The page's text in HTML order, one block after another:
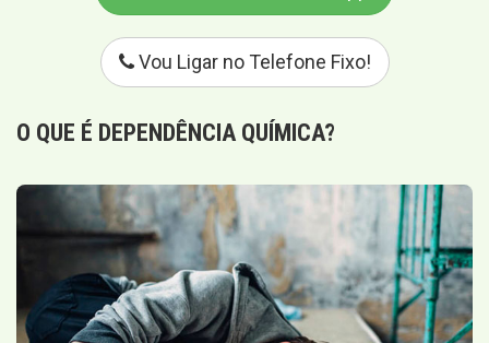
Vou Ligar no Telefone Fixo!
O QUE É DEPENDÊNCIA QUÍMICA?